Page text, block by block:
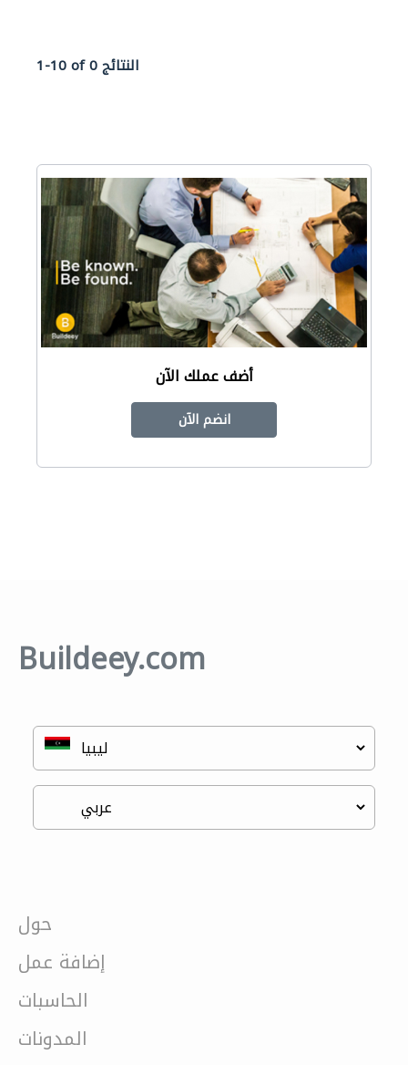
1-10 of 0 النتائج
أضف عملك الآن
انضم الآن
Buildeey.com
حول
إضافة عمل
الحاسبات
المدونات